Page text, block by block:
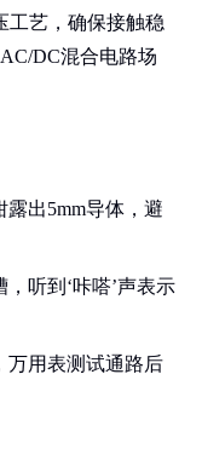
工艺，确保接触稳
DC混合电路场
露出5mm导体，避
听到‘咔嗒’声表示
万用表测试通路后